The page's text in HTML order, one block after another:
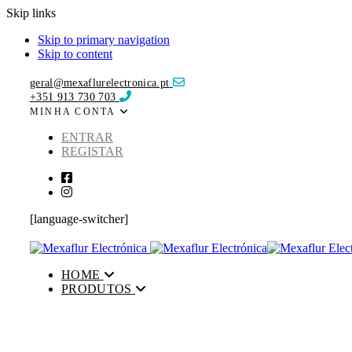
Skip links
Skip to primary navigation
Skip to content
geral@mexaflurelectronica.pt
+351 913 730 703
MINHA CONTA
ENTRAR
REGISTAR
[language-switcher]
HOME
PRODUTOS